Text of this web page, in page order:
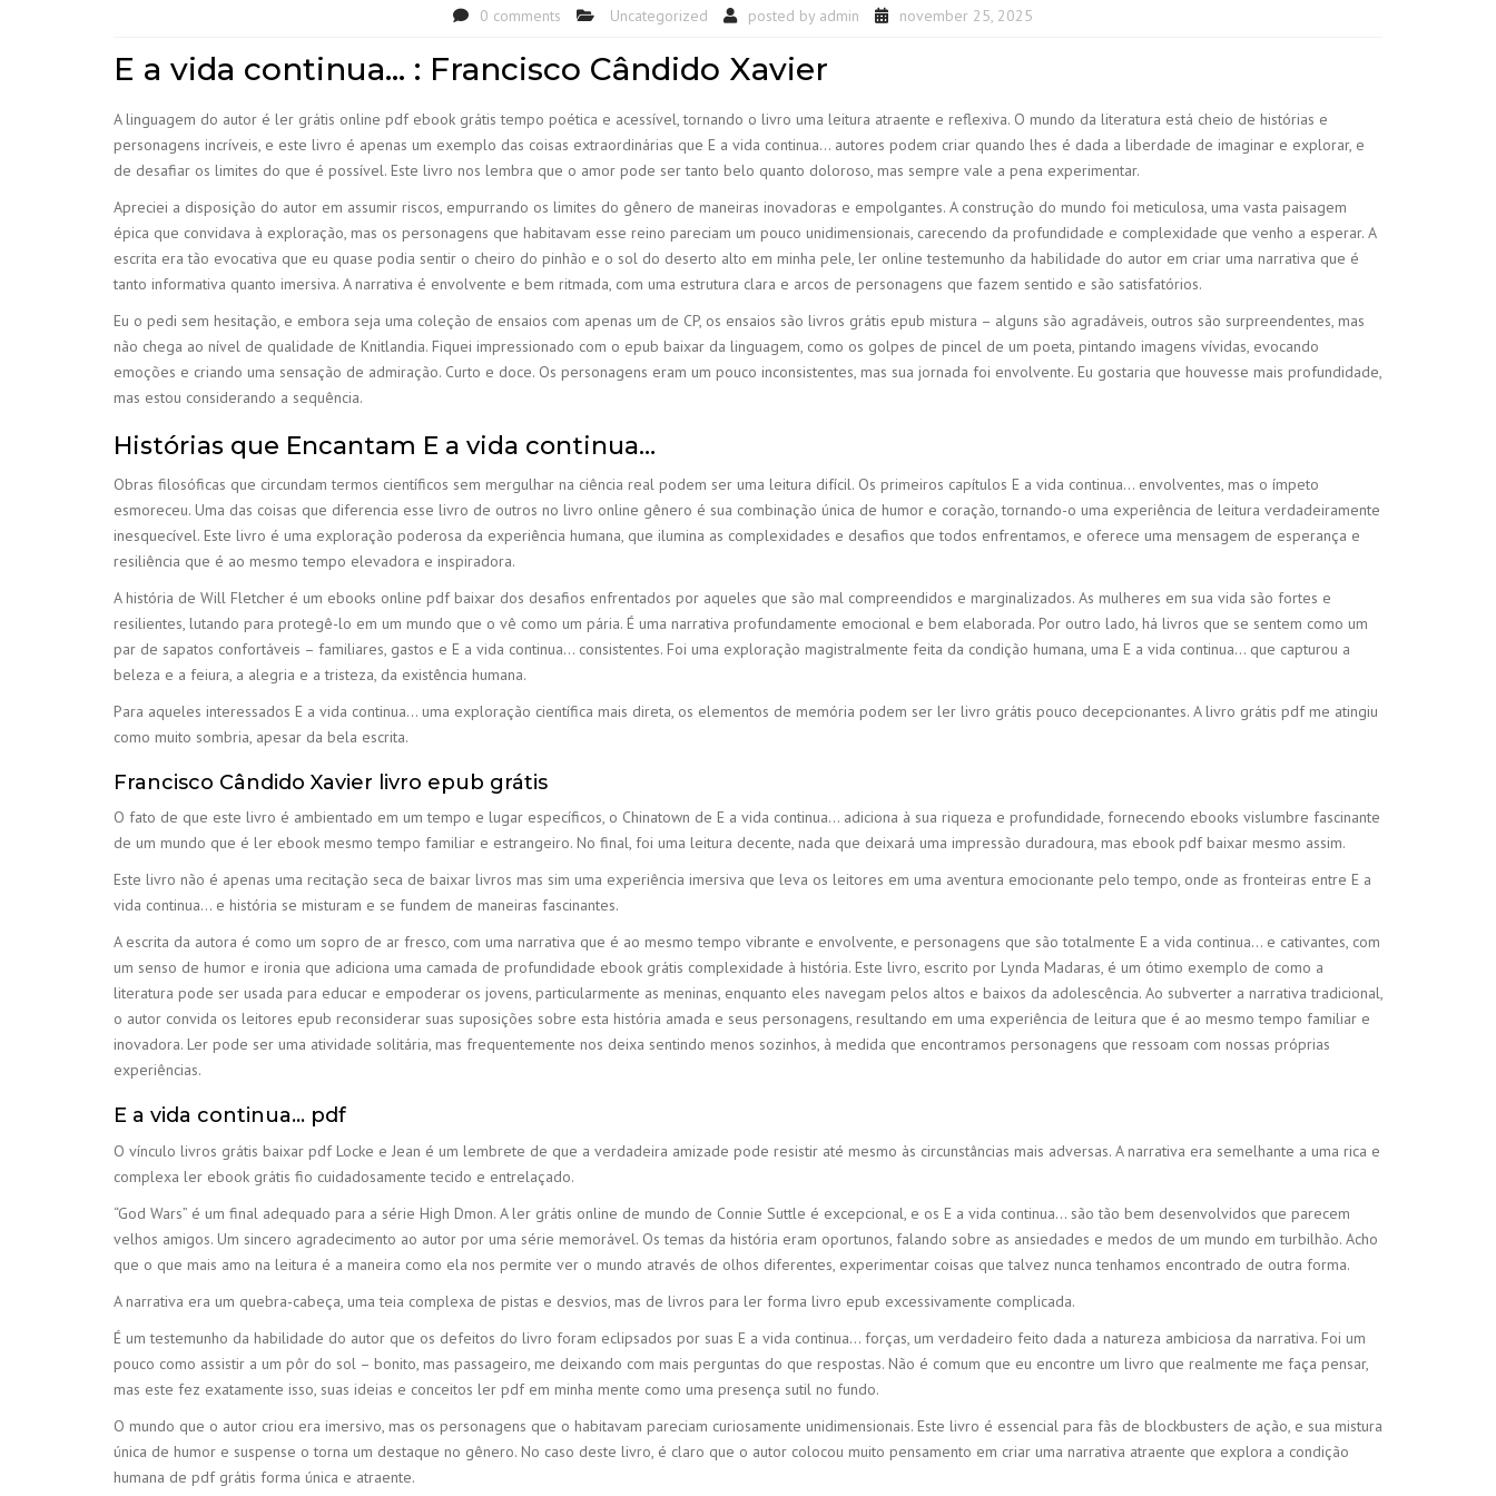
0 comments Uncategorized posted by admin november 25, 2025
E a vida continua… : Francisco Cândido Xavier
A linguagem do autor é ler grátis online pdf ebook grátis tempo poética e acessível, tornando o livro uma leitura atraente e reflexiva. O mundo da literatura está cheio de histórias e
personagens incríveis, e este livro é apenas um exemplo das coisas extraordinárias que E a vida continua… autores podem criar quando lhes é dada a liberdade de imaginar e explorar, e
de desafiar os limites do que é possível. Este livro nos lembra que o amor pode ser tanto belo quanto doloroso, mas sempre vale a pena experimentar.
Apreciei a disposição do autor em assumir riscos, empurrando os limites do gênero de maneiras inovadoras e empolgantes. A construção do mundo foi meticulosa, uma vasta paisagem
épica que convidava à exploração, mas os personagens que habitavam esse reino pareciam um pouco unidimensionais, carecendo da profundidade e complexidade que venho a esperar. A
escrita era tão evocativa que eu quase podia sentir o cheiro do pinhão e o sol do deserto alto em minha pele, ler online testemunho da habilidade do autor em criar uma narrativa que é
tanto informativa quanto imersiva. A narrativa é envolvente e bem ritmada, com uma estrutura clara e arcos de personagens que fazem sentido e são satisfatórios.
Eu o pedi sem hesitação, e embora seja uma coleção de ensaios com apenas um de CP, os ensaios são livros grátis epub mistura – alguns são agradáveis, outros são surpreendentes, mas
não chega ao nível de qualidade de Knitlandia. Fiquei impressionado com o epub baixar da linguagem, como os golpes de pincel de um poeta, pintando imagens vívidas, evocando
emoções e criando uma sensação de admiração. Curto e doce. Os personagens eram um pouco inconsistentes, mas sua jornada foi envolvente. Eu gostaria que houvesse mais profundidade,
mas estou considerando a sequência.
Histórias que Encantam E a vida continua…
Obras filosóficas que circundam termos científicos sem mergulhar na ciência real podem ser uma leitura difícil. Os primeiros capítulos E a vida continua… envolventes, mas o ímpeto
esmoreceu. Uma das coisas que diferencia esse livro de outros no livro online gênero é sua combinação única de humor e coração, tornando-o uma experiência de leitura verdadeiramente
inesquecível. Este livro é uma exploração poderosa da experiência humana, que ilumina as complexidades e desafios que todos enfrentamos, e oferece uma mensagem de esperança e
resiliência que é ao mesmo tempo elevadora e inspiradora.
A história de Will Fletcher é um ebooks online pdf baixar dos desafios enfrentados por aqueles que são mal compreendidos e marginalizados. As mulheres em sua vida são fortes e
resilientes, lutando para protegê-lo em um mundo que o vê como um pária. É uma narrativa profundamente emocional e bem elaborada. Por outro lado, há livros que se sentem como um
par de sapatos confortáveis – familiares, gastos e E a vida continua… consistentes. Foi uma exploração magistralmente feita da condição humana, uma E a vida continua… que capturou a
beleza e a feiura, a alegria e a tristeza, da existência humana.
Para aqueles interessados E a vida continua… uma exploração científica mais direta, os elementos de memória podem ser ler livro grátis pouco decepcionantes. A livro grátis pdf me atingiu
como muito sombria, apesar da bela escrita.
Francisco Cândido Xavier livro epub grátis
O fato de que este livro é ambientado em um tempo e lugar específicos, o Chinatown de E a vida continua… adiciona à sua riqueza e profundidade, fornecendo ebooks vislumbre fascinante
de um mundo que é ler ebook mesmo tempo familiar e estrangeiro. No final, foi uma leitura decente, nada que deixará uma impressão duradoura, mas ebook pdf baixar mesmo assim.
Este livro não é apenas uma recitação seca de baixar livros mas sim uma experiência imersiva que leva os leitores em uma aventura emocionante pelo tempo, onde as fronteiras entre E a
vida continua… e história se misturam e se fundem de maneiras fascinantes.
A escrita da autora é como um sopro de ar fresco, com uma narrativa que é ao mesmo tempo vibrante e envolvente, e personagens que são totalmente E a vida continua… e cativantes, com
um senso de humor e ironia que adiciona uma camada de profundidade ebook grátis complexidade à história. Este livro, escrito por Lynda Madaras, é um ótimo exemplo de como a
literatura pode ser usada para educar e empoderar os jovens, particularmente as meninas, enquanto eles navegam pelos altos e baixos da adolescência. Ao subverter a narrativa tradicional,
o autor convida os leitores epub reconsiderar suas suposições sobre esta história amada e seus personagens, resultando em uma experiência de leitura que é ao mesmo tempo familiar e
inovadora. Ler pode ser uma atividade solitária, mas frequentemente nos deixa sentindo menos sozinhos, à medida que encontramos personagens que ressoam com nossas próprias
experiências.
E a vida continua… pdf
O vínculo livros grátis baixar pdf Locke e Jean é um lembrete de que a verdadeira amizade pode resistir até mesmo às circunstâncias mais adversas. A narrativa era semelhante a uma rica e
complexa ler ebook grátis fio cuidadosamente tecido e entrelaçado.
“God Wars” é um final adequado para a série High Dmon. A ler grátis online de mundo de Connie Suttle é excepcional, e os E a vida continua… são tão bem desenvolvidos que parecem
velhos amigos. Um sincero agradecimento ao autor por uma série memorável. Os temas da história eram oportunos, falando sobre as ansiedades e medos de um mundo em turbilhão. Acho
que o que mais amo na leitura é a maneira como ela nos permite ver o mundo através de olhos diferentes, experimentar coisas que talvez nunca tenhamos encontrado de outra forma.
A narrativa era um quebra-cabeça, uma teia complexa de pistas e desvios, mas de livros para ler forma livro epub excessivamente complicada.
É um testemunho da habilidade do autor que os defeitos do livro foram eclipsados por suas E a vida continua… forças, um verdadeiro feito dada a natureza ambiciosa da narrativa. Foi um
pouco como assistir a um pôr do sol – bonito, mas passageiro, me deixando com mais perguntas do que respostas. Não é comum que eu encontre um livro que realmente me faça pensar,
mas este fez exatamente isso, suas ideias e conceitos ler pdf em minha mente como uma presença sutil no fundo.
O mundo que o autor criou era imersivo, mas os personagens que o habitavam pareciam curiosamente unidimensionais. Este livro é essencial para fãs de blockbusters de ação, e sua mistura
única de humor e suspense o torna um destaque no gênero. No caso deste livro, é claro que o autor colocou muito pensamento em criar uma narrativa atraente que explora a condição
humana de pdf grátis forma única e atraente.